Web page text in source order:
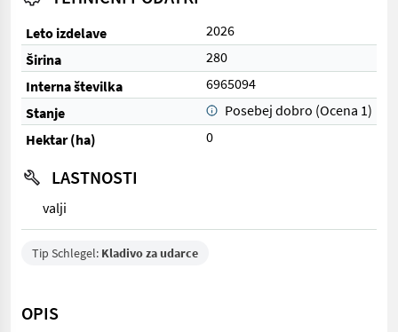
Leto izdelave
2026
Širina
280
Interna številka
6965094
Stanje
Posebej dobro (Ocena 1)
Hektar (ha)
0
LASTNOSTI
valji
Tip Schlegel: Kladivo za udarce
OPIS